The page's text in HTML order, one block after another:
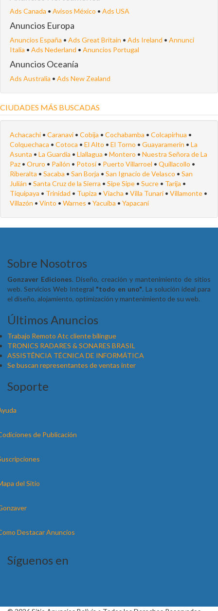
Ads Canada • Avisos México • Ads USA
Anuncios Europa
Anuncios España • Ads Great Britain • Ads Ireland • Annunci
Italia • Ads Nederland • Anuncios Portugal
Anuncios Oceanía
Ads Australia • Ads New Zealand
CIUDADES MÁS BUSCADAS
Achacachi • Caranavi • Cobija • Cochabamba • Colcapirhua •
Colquechaca • Cotoca • El Alto • El Torno • Guayaramerin • La
Asunta • La Guardia • Llallagua • Montero • Nuestra Señora de La
Paz • Oruro • Pailón • Potosí• Puerto Villarroel • Quillacollo •
Riberalta • Sacaba • San Borja • San Ignacio de Velasco • San
Julián • Santa Cruz de la Sierra • Sipe Sipe • Sucre • Tarija •
Tiquipaya • Trinidad • Tupiza • Viacha • Villa Tunari • Villamonte •
Villazón • Vinto • Warnes • Yacuiba • Yapacaní
Sobre Nosotros
Gonzaver Ediciones. Diseño, creación y mantenimiento de sitios
web. Servicios Web Integral "todo en uno". La solución ideal para
el diseño, alojamiento, optimización y mantenimiento de su web.
Últimos Anuncios
Trabajo Remoto Atc cliente bilingue
TRONICS RADARES & SONARES BRASIL
ASSISTÊNCIA TÉCNICA DE INFORMÁTICA
Se buscan representantes de ventas inter
Soporte
de Publicación
del Sitio
Destacar Anuncios
Síguenos en